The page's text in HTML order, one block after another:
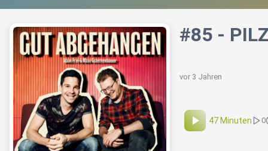
#85 -
vor 3 Jahren
47 Minuten 0